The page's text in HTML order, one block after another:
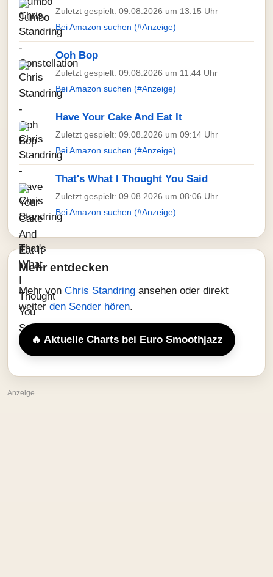
Zuletzt gespielt: 09.08.2026 um 13:15 Uhr
Bei Amazon suchen (#Anzeige)
Ooh Bop
Zuletzt gespielt: 09.08.2026 um 11:44 Uhr
Bei Amazon suchen (#Anzeige)
Have Your Cake And Eat It
Zuletzt gespielt: 09.08.2026 um 09:14 Uhr
Bei Amazon suchen (#Anzeige)
That's What I Thought You Said
Zuletzt gespielt: 09.08.2026 um 08:06 Uhr
Bei Amazon suchen (#Anzeige)
Mehr entdecken
Mehr von Chris Standring ansehen oder direkt
weiter den Sender hören.
🔥 Aktuelle Charts bei Euro Smoothjazz
Anzeige